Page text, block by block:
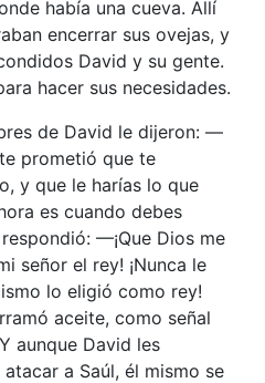
había una cueva. Allí
encerrar sus ovejas, y
David y su gente.
hacer sus necesidades.
de David le dijeron: —
prometió que te
y que le harías lo que
es cuando debes
—¡Que Dios me
señor el rey! ¡Nunca le
lo eligió como rey!
aceite, como señal
aunque David les
a Saúl, él mismo se